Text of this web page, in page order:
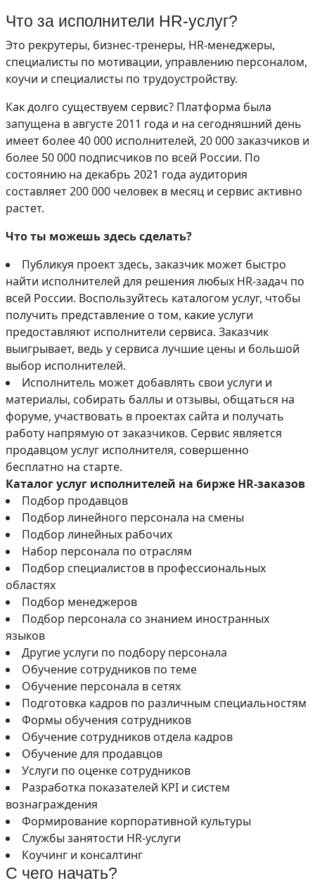
Что за исполнители HR-услуг?
Это рекрутеры, бизнес-тренеры, HR-менеджеры,
специалисты по мотивации, управлению персоналом,
коучи и специалисты по трудоустройству.
Как долго существуем сервис? Платформа была
запущена в августе 2011 года и на сегодняшний день
имеет более 40 000 исполнителей, 20 000 заказчиков и
более 50 000 подписчиков по всей России. По
состоянию на декабрь 2021 года аудитория
составляет 200 000 человек в месяц и сервис активно
растет.
Что ты можешь здесь сделать?
Публикуя проект здесь, заказчик может быстро
найти исполнителей для решения любых HR-задач по
всей России. Воспользуйтесь каталогом услуг, чтобы
получить представление о том, какие услуги
предоставляют исполнители сервиса. Заказчик
выигрывает, ведь у сервиса лучшие цены и большой
выбор исполнителей.
Исполнитель может добавлять свои услуги и
материалы, собирать баллы и отзывы, общаться на
форуме, участвовать в проектах сайта и получать
работу напрямую от заказчиков. Сервис является
продавцом услуг исполнителя, совершенно
бесплатно на старте.
Каталог услуг исполнителей на бирже HR-заказов
Подбор продавцов
Подбор линейного персонала на смены
Подбор линейных рабочих
Набор персонала по отраслям
Подбор специалистов в профессиональных
областях
Подбор менеджеров
Подбор персонала со знанием иностранных
языков
Другие услуги по подбору персонала
Обучение сотрудников по теме
Обучение персонала в сетях
Подготовка кадров по различным специальностям
Формы обучения сотрудников
Обучение сотрудников отдела кадров
Обучение для продавцов
Услуги по оценке сотрудников
Разработка показателей KPI и систем
вознаграждения
Формирование корпоративной культуры
Службы занятости HR-услуги
Коучинг и консалтинг
С чего начать?